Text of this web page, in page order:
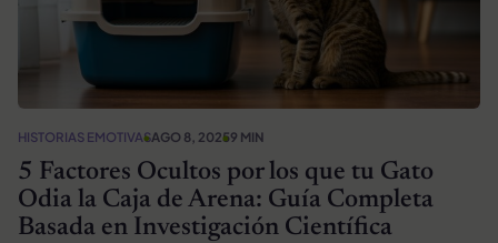
HISTORIAS EMOTIVASAGO 8, 20259 MIN
5 Factores Ocultos por los que tu Gato
Odia la Caja de Arena: Guía Completa
Basada en Investigación Científica